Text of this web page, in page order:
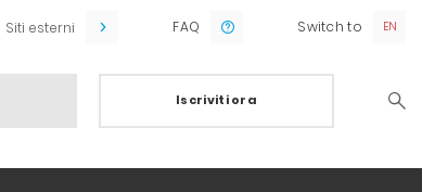
Siti esterni FAQ Switch to
Iscriviti ora